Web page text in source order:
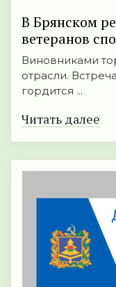
В Брянском
ветеранов
Виновниками
отрасли.
гордится ...
Читать далее